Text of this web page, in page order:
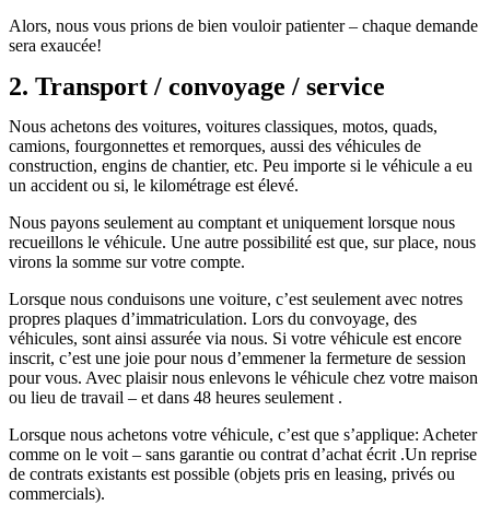
Alors, nous vous prions de bien vouloir patienter – chaque demande
sera exaucée!
2. Transport / convoyage / service
Nous achetons des voitures, voitures classiques, motos, quads,
camions, fourgonnettes et remorques, aussi des véhicules de
construction, engins de chantier, etc. Peu importe si le véhicule a eu
un accident ou si, le kilométrage est élevé.
Nous payons seulement au comptant et uniquement lorsque nous
recueillons le véhicule. Une autre possibilité est que, sur place, nous
virons la somme sur votre compte.
Lorsque nous conduisons une voiture, c’est seulement avec notres
propres plaques d’immatriculation. Lors du convoyage, des
véhicules, sont ainsi assurée via nous. Si votre véhicule est encore
inscrit, c’est une joie pour nous d’emmener la fermeture de session
pour vous. Avec plaisir nous enlevons le véhicule chez votre maison
ou lieu de travail – et dans 48 heures seulement .
Lorsque nous achetons votre véhicule, c’est que s’applique: Acheter
comme on le voit – sans garantie ou contrat d’achat écrit .Un reprise
de contrats existants est possible (objets pris en leasing, privés ou
commercials).